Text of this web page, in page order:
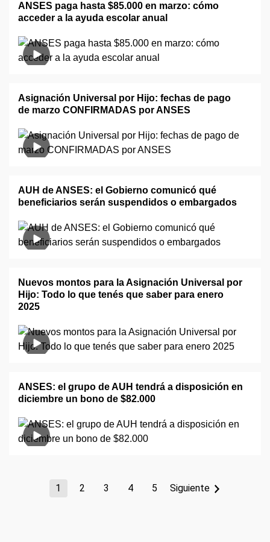
ANSES paga hasta $85.000 en marzo: cómo
acceder a la ayuda escolar anual
Asignación Universal por Hijo: fechas de pago
de marzo CONFIRMADAS por ANSES
AUH de ANSES: el Gobierno comunicó qué
beneficiarios serán suspendidos o embargados
Nuevos montos para la Asignación Universal por
Hijo: Todo lo que tenés que saber para enero
2025
ANSES: el grupo de AUH tendrá a disposición en
diciembre un bono de $82.000
1 2 3 4 5 Siguiente